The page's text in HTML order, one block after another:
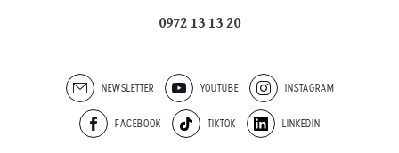
0972 13 13 20
NEWSLETTER YOUTUBE INSTAGRAM
FACEBOOK TIKTOK LINKEDIN